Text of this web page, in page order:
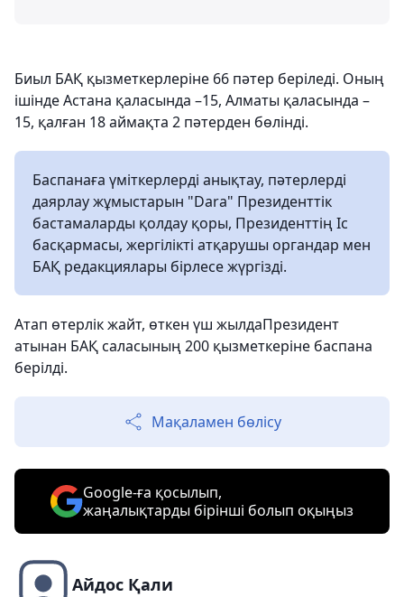
Биыл БАҚ қызметкерлеріне 66 пәтер беріледі. Оның
ішінде Астана қаласында –15, Алматы қаласында –
15, қалған 18 аймақта 2 пәтерден бөлінді.
Баспанаға үміткерлерді анықтау, пәтерлерді
даярлау жұмыстарын "Dara" Президенттік
бастамаларды қолдау қоры, Президенттің Іс
басқармасы, жергілікті атқарушы органдар мен
БАҚ редакциялары бірлесе жүргізді.
Атап өтерлік жайт, өткен үш жылдаПрезидент
атынан БАҚ саласының 200 қызметкеріне баспана
берілді.
Мақаламен бөлісу
Google-ға қосылып,
жаңалықтарды бірінші болып оқыңыз
Айдос Қали